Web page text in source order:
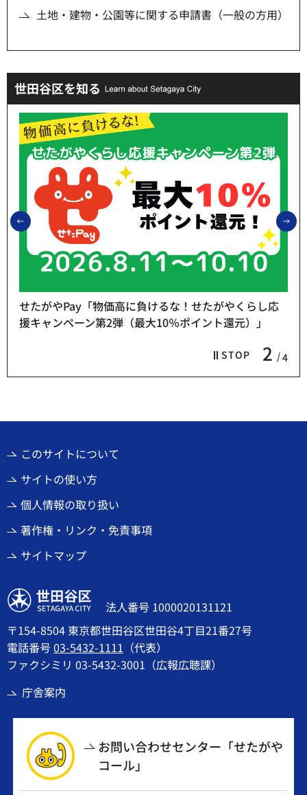
土地・建物・公園等に関する申請書（一般の方用）
世田谷区を知る
前のスライドを表示
STOP 2 4
せたがやPay「物価高に負けるな！せたがやくらし応
援キャンペーン第2弾（最大10％ポイント還元）」
このサイトについて
サイトの使い方
個人情報の取り扱い
著作権・リンク・免責事項
サイトマップ
世田谷区
法人番号 1000020131121
〒154-8504 東京都世田谷区世田谷4丁目21番27号
電話番号03-5432-1111 （代表）
ファクシミリ 03-5432-3001（広報広聴課）
庁舎案内
お問い合わせセンター「せたがや
コール」